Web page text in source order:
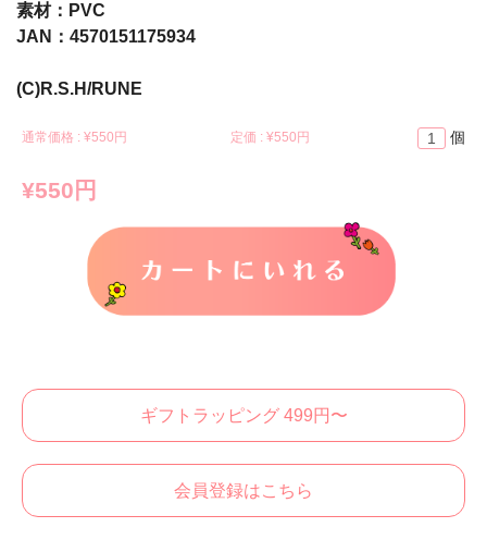
素材：PVC
JAN：4570151175934
(C)R.S.H/RUNE
通常価格 : ¥550円 定価 : ¥550円
¥550円
個
カートに入れる
ギフトラッピング 499円〜
会員登録はこちら